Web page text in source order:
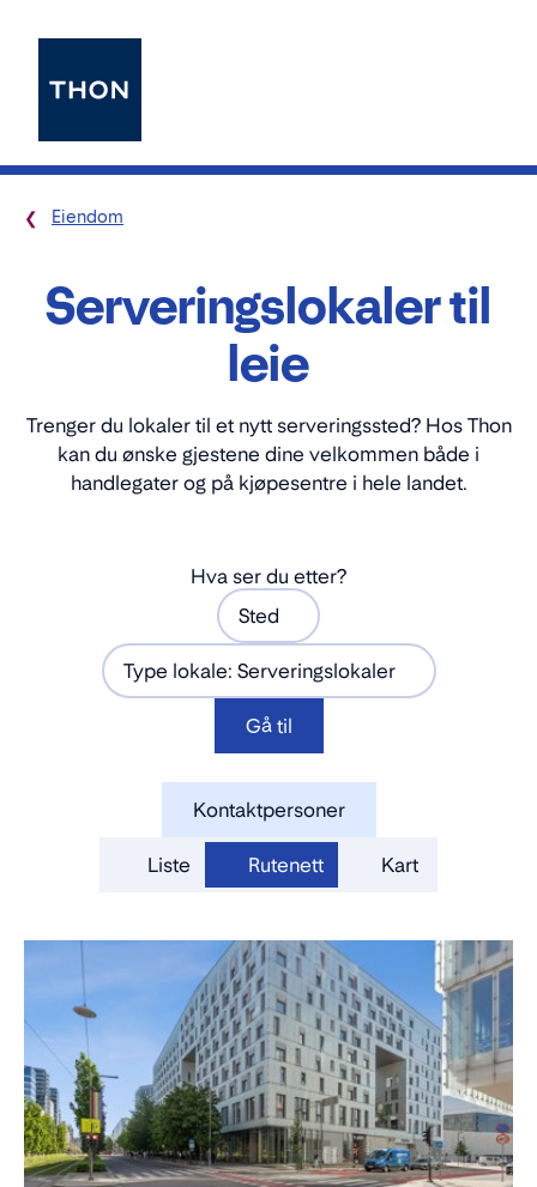
Eiendom
Serveringslokaler til
leie
Trenger du lokaler til et nytt serveringssted? Hos Thon
kan du ønske gjestene dine velkommen både i
handlegater og på kjøpesentre i hele landet.
Hva ser du etter?
Sted
Type lokale: Serveringslokaler
Gå til
Kontaktpersoner
Liste Rutenett Kart